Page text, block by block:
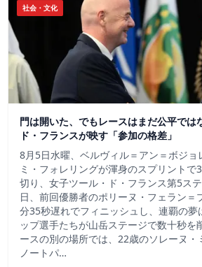
社会・文化
門は開いた、でもレースはまだ公平で
ド・フランスが映す「参加の格差」
8月5日水曜、ベルヴィル＝アン＝ボジョ
ミ・フォレリングが渾身のスプリントで
切り、女子ツール・ド・フランス第5ス
日、前回優勝者のポリーヌ・フェラン＝
分35秒遅れでフィニッシュし、連覇の夢
ップ選手たちが山岳ステージで数十秒を
ースの別の場所では、22歳のソレーヌ・
ノートパ…